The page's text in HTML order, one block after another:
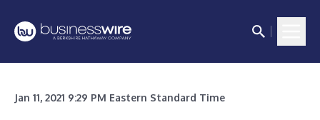
Jan 11, 2021 9:29 PM Eastern Standard Time